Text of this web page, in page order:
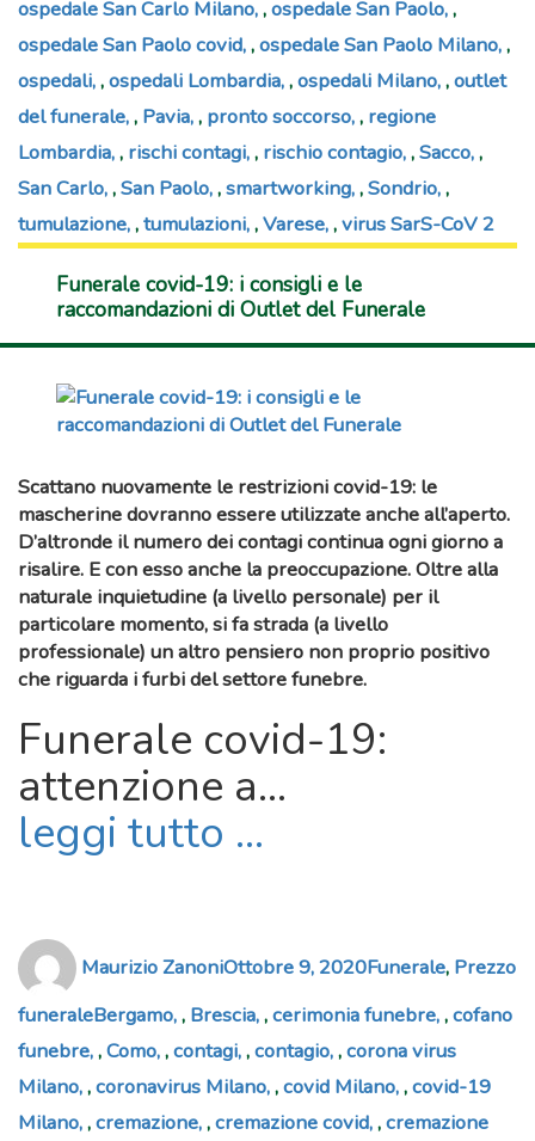
ospedale San Carlo Milano ,ospedale San Paolo ,
ospedale San Paolo covid ,ospedale San Paolo Milano ,
ospedali ,ospedali Lombardia ,ospedali Milano ,outlet
del funerale , Pavia , pronto soccorso , regione
Lombardia , rischi contagi , rischio contagio ,Sacco ,
San Carlo ,San Paolo ,smartworking ,Sondrio ,
tumulazione ,tumulazioni ,Varese ,virus SarS-CoV 2
Funerale covid-19: i consigli e le
raccomandazioni di Outlet del Funerale
Scattano nuovamente le restrizioni covid-19: le
mascherine dovranno essere utilizzate anche all’aperto.
D’altronde il numero deicontagicontinua ogni giorno a
risalire. E con esso anche la preoccupazione. Oltre alla
naturale inquietudine (a livello personale) per il
particolare momento, si fa strada (a livello
professionale) un altro pensiero non proprio positivo
che riguarda i furbi delsettore funebre.
Funerale covid-19:
attenzione a...
leggi tutto ...
Maurizio Zanonion
Ottobre 9, 2020Funerale, Prezzo
funeraleTags
Bergamo , Brescia ,cerimonia funebre ,cofano
funebre ,Como ,contagi ,contagio ,corona virus
Milano ,coronavirus Milano ,covid Milano ,covid-19
Milano ,cremazione ,cremazione covid ,cremazione